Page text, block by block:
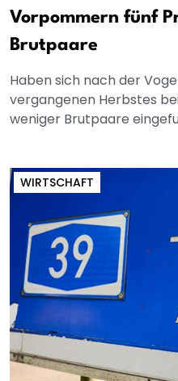
Vorpommern fünf
Brutpaare
Haben sich nach der
vergangenen Herbstes
weniger Brutpaare
WIRTSCHAFT